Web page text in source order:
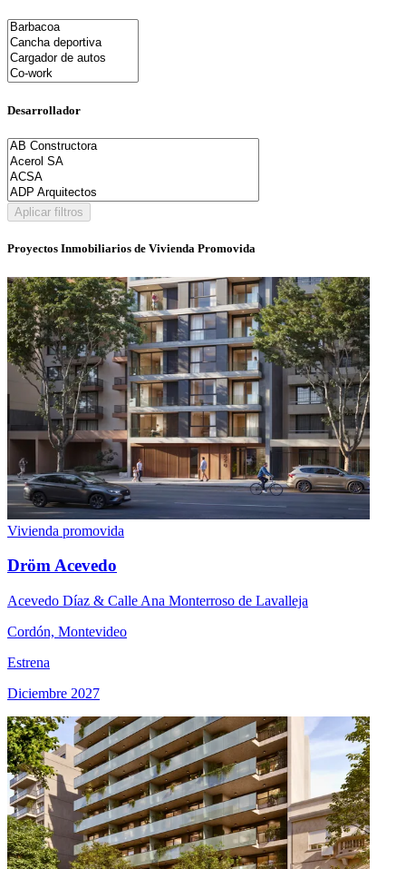
Desarrollador
Aplicar filtros
Proyectos Inmobiliarios de Vivienda Promovida
Vivienda promovida
Dröm Acevedo
Acevedo Díaz & Calle Ana Monterroso de Lavalleja
Cordón, Montevideo
Estrena
Diciembre 2027